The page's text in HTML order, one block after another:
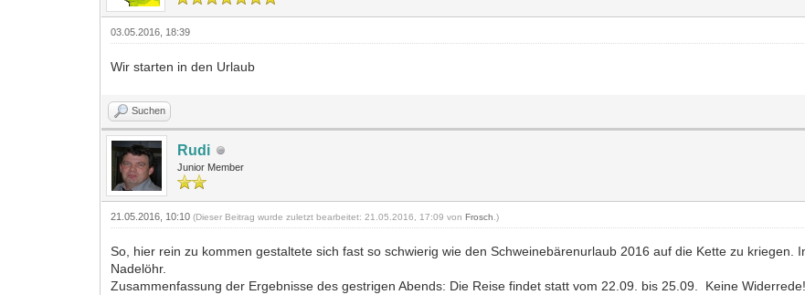
03.05.2016, 18:39
Wir starten in den Urlaub
Suchen
Rudi
Junior Member
21.05.2016, 10:10(Dieser Beitrag wurde zuletzt bearbeitet: 21.05.2016, 17:09 vonFrosch .)
So, hier rein zu kommen gestaltete sich fast so schwierig wie den Schweinebärenurlaub 2016 auf die Kette zu kriegen.
Nadelöhr.
Zusammenfassung der Ergebnisse des gestrigen Abends: Die Reise findet statt vom 22.09. bis 25.09. Keine Widerrede!